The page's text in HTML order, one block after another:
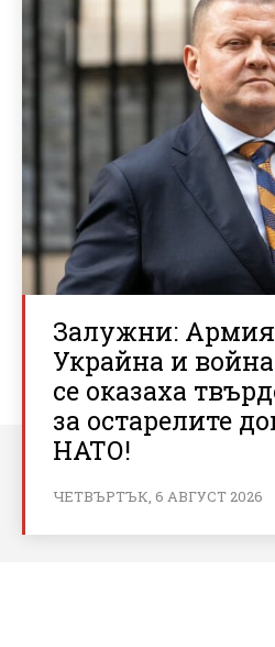
Залужни:
Украйна и
се оказаха
за остарелите
НАТО!
ЧЕТВЪРТЪК, 6 АВГУСТ 2026